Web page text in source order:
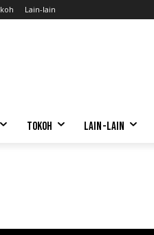
Lain-lain
TOKOH LAIN-LAIN